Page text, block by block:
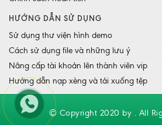
HƯỚNG DẪN SỬ DỤNG
Sử dụng thư viện hình demo
Cách sử dụng file và những lưu ý
Nâng cấp tài khoản lên thành viên vip
Hướng dẫn nạp xèng và tải xuống tệp
© Copyright 2020 by . All